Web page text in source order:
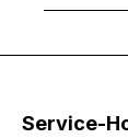
Service-